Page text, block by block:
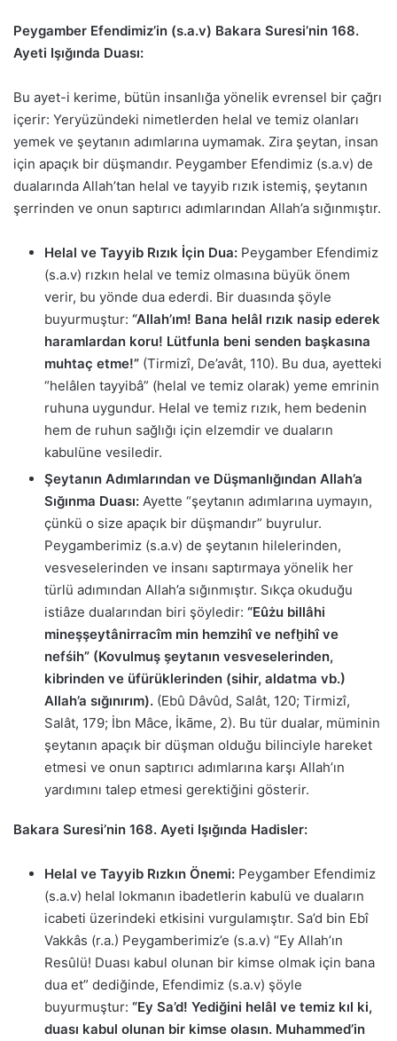
Peygamber Efendimiz’in (s.a.v) Bakara Suresi’nin 168.
Ayeti Işığında Duası:
Bu ayet-i kerime, bütün insanlığa yönelik evrensel bir çağrı
içerir: Yeryüzündeki nimetlerden helal ve temiz olanları
yemek ve şeytanın adımlarına uymamak. Zira şeytan, insan
için apaçık bir düşmandır. Peygamber Efendimiz (s.a.v) de
dualarında Allah’tan helal ve tayyib rızık istemiş, şeytanın
şerrinden ve onun saptırıcı adımlarından Allah’a sığınmıştır.
Helal ve Tayyib Rızık İçin Dua: Peygamber Efendimiz
(s.a.v) rızkın helal ve temiz olmasına büyük önem
verir, bu yönde dua ederdi. Bir duasında şöyle
buyurmuştur: “Allah’ım! Bana helâl rızık nasip ederek
haramlardan koru! Lütfunla beni senden başkasına
muhtaç etme!” (Tirmizî, De’avât, 110). Bu dua, ayetteki
“helâlen tayyibâ” (helal ve temiz olarak) yeme emrinin
ruhuna uygundur. Helal ve temiz rızık, hem bedenin
hem de ruhun sağlığı için elzemdir ve duaların
kabulüne vesiledir.
Şeytanın Adımlarından ve Düşmanlığından Allah’a
Sığınma Duası: Ayette “şeytanın adımlarına uymayın,
çünkü o size apaçık bir düşmandır” buyrulur.
Peygamberimiz (s.a.v) de şeytanın hilelerinden,
vesveselerinden ve insanı saptırmaya yönelik her
türlü adımından Allah’a sığınmıştır. Sıkça okuduğu
istiâze dualarından biri şöyledir: “Eûżu billâhi
mineşşeytânirracîm min hemzihî ve nefḫihî ve
nefśih” (Kovulmuş şeytanın vesveselerinden,
kibrinden ve üfürüklerinden (sihir, aldatma vb.)
Allah’a sığınırım). (Ebû Dâvûd, Salât, 120; Tirmizî,
Salât, 179; İbn Mâce, İkāme, 2). Bu tür dualar, müminin
şeytanın apaçık bir düşman olduğu bilinciyle hareket
etmesi ve onun saptırıcı adımlarına karşı Allah’ın
yardımını talep etmesi gerektiğini gösterir.
Bakara Suresi’nin 168. Ayeti Işığında Hadisler:
Helal ve Tayyib Rızkın Önemi: Peygamber Efendimiz
(s.a.v) helal lokmanın ibadetlerin kabulü ve duaların
icabeti üzerindeki etkisini vurgulamıştır. Sa’d bin Ebî
Vakkâs (r.a.) Peygamberimiz’e (s.a.v) “Ey Allah’ın
Resûlü! Duası kabul olunan bir kimse olmak için bana
dua et” dediğinde, Efendimiz (s.a.v) şöyle
buyurmuştur: “Ey Sa’d! Yediğini helâl ve temiz kıl ki,
duası kabul olunan bir kimse olasın. Muhammed’in